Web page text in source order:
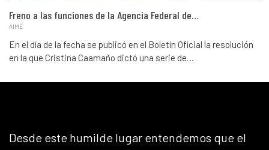
Freno a las funciones de la Agencia Federal de…
AIMÉ
En el día de la fecha se publicó en el Boletín Oficial la resolución
en la que Cristina Caamaño dictó una serie de…
Desde este humilde lugar entendemos que el